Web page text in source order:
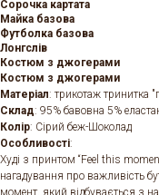
Сорочка картата
Майка базова
Футболка базова
Лонгслів
Костюм з джогерами
Костюм з джогерами
Матеріал: трикотаж тринитка
Склад: 95% бавовна 5%
Колір: Cірий беж-Шоколад
Особливості:
Худі з принтом “Feel this
нагадування про важливість